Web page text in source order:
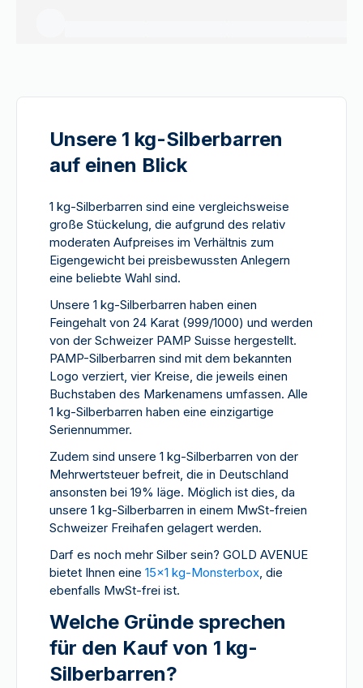
Unsere 1 kg-Silberbarren
auf einen Blick
1 kg-Silberbarren sind eine vergleichsweise
große Stückelung, die aufgrund des relativ
moderaten Aufpreises im Verhältnis zum
Eigengewicht bei preisbewussten Anlegern
eine beliebte Wahl sind.
Unsere 1 kg-Silberbarren haben einen
Feingehalt von 24 Karat (999/1000) und werden
von der Schweizer PAMP Suisse hergestellt.
PAMP-Silberbarren sind mit dem bekannten
Logo verziert, vier Kreise, die jeweils einen
Buchstaben des Markenamens umfassen. Alle
1 kg-Silberbarren haben eine einzigartige
Seriennummer.
Zudem sind unsere 1 kg-Silberbarren von der
Mehrwertsteuer befreit, die in Deutschland
ansonsten bei 19% läge. Möglich ist dies, da
unsere 1 kg-Silberbarren in einem MwSt-freien
Schweizer Freihafen gelagert werden.
Darf es noch mehr Silber sein? GOLD AVENUE
bietet Ihnen eine 15x1 kg-Monsterbox, die
ebenfalls MwSt-frei ist.
Welche Gründe sprechen
für den Kauf von 1 kg-
Silberbarren?